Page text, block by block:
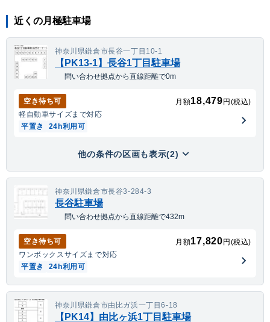
近くの月極駐車場
神奈川県鎌倉市長谷一丁目10-1
【PK13-1】長谷1丁目駐車場
問い合わせ拠点から直線距離で0m
空き待ち可 月額18,479 円(税込)
軽自動車サイズまで対応
平置き
24h利用可
他の条件の区画も表示(2)
神奈川県鎌倉市長谷3-284-3
長谷駐車場
問い合わせ拠点から直線距離で432m
空き待ち可 月額17,820 円(税込)
ワンボックスサイズまで対応
平置き
24h利用可
神奈川県鎌倉市由比ガ浜一丁目6-18
【PK14】由比ヶ浜1丁目駐車場